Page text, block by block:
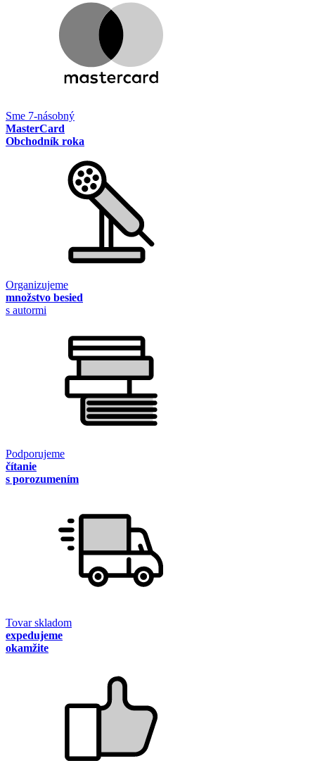
Sme 7-násobný
MasterCard
Obchodník roka
Organizujeme
množstvo besied
s autormi
Podporujeme
čítanie
s porozumením
Tovar skladom
expedujeme
okamžite